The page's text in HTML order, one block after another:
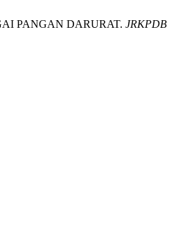
PANGAN DARURAT. JRKPDB